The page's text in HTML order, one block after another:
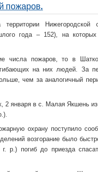
пожаров.
Нижегородской
года – 152), на
числа пожаров, то в
на них людей. За
чем за аналогичный
января в с. Малая Якшень
охрану поступило
возгорание было
р.) погиб до приезда